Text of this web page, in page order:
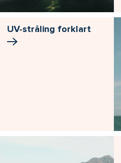
UV-stråling forklart